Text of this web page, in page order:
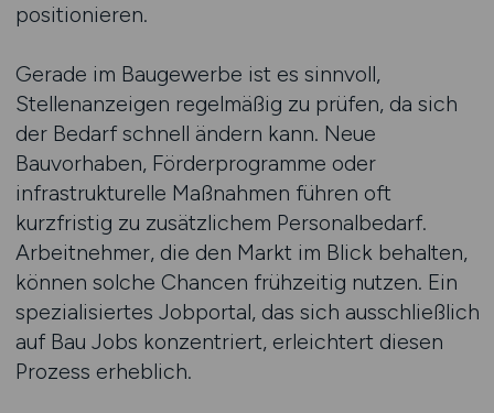
positionieren.
Gerade im Baugewerbe ist es sinnvoll,
Stellenanzeigen regelmäßig zu prüfen, da sich
der Bedarf schnell ändern kann. Neue
Bauvorhaben, Förderprogramme oder
infrastrukturelle Maßnahmen führen oft
kurzfristig zu zusätzlichem Personalbedarf.
Arbeitnehmer, die den Markt im Blick behalten,
können solche Chancen frühzeitig nutzen. Ein
spezialisiertes Jobportal, das sich ausschließlich
auf Bau Jobs konzentriert, erleichtert diesen
Prozess erheblich.